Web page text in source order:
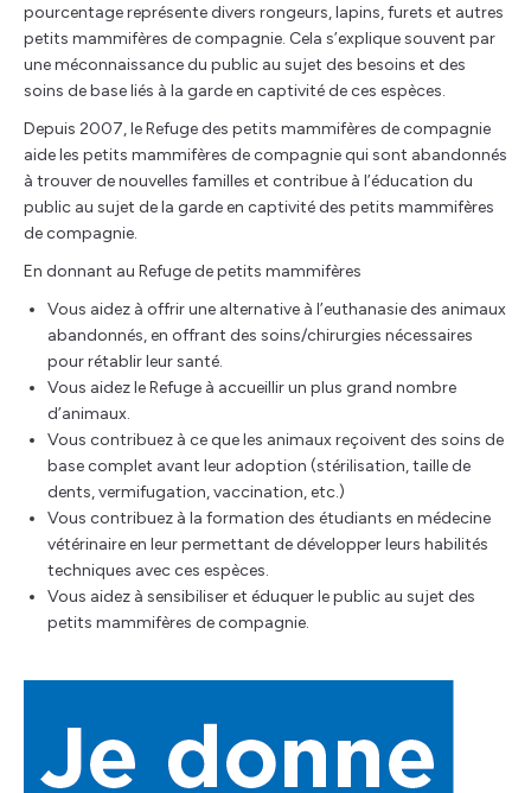
pourcentage représente divers rongeurs, lapins, furets et autres
petits mammifères de compagnie. Cela s’explique souvent par
une méconnaissance du public au sujet des besoins et des
soins de base liés à la garde en captivité de ces espèces.
Depuis 2007, le Refuge des petits mammifères de compagnie
aide les petits mammifères de compagnie qui sont abandonnés
à trouver de nouvelles familles et contribue à l’éducation du
public au sujet de la garde en captivité des petits mammifères
de compagnie.
En donnant au Refuge de petits mammifères
Vous aidez à offrir une alternative à l’euthanasie des animaux
abandonnés, en offrant des soins/chirurgies nécessaires
pour rétablir leur santé.
Vous aidez le Refuge à accueillir un plus grand nombre
d’animaux.
Vous contribuez à ce que les animaux reçoivent des soins de
base complet avant leur adoption (stérilisation, taille de
dents, vermifugation, vaccination, etc.)
Vous contribuez à la formation des étudiants en médecine
vétérinaire en leur permettant de développer leurs habilités
techniques avec ces espèces.
Vous aidez à sensibiliser et éduquer le public au sujet des
petits mammifères de compagnie.